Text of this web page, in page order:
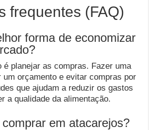
frequentes (FAQ)
forma de economizar
é planejar as compras. Fazer uma
um orçamento e evitar compras por
que ajudam a reduzir os gastos
a qualidade da alimentação.
em atacarejos?